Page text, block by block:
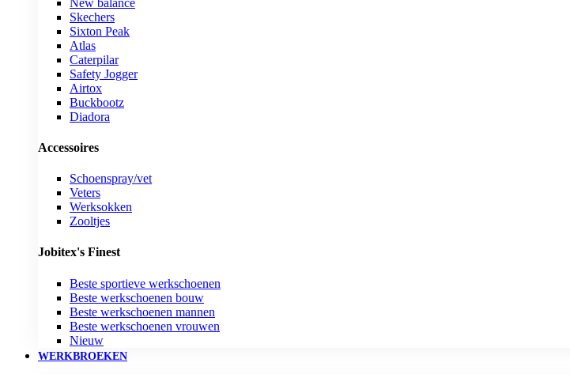
Skechers
Sixton Peak
Atlas
Caterpilar
Safety Jogger
Airtox
Buckbootz
Diadora
Accessoires
Schoenspray/vet
Veters
Werksokken
Zooltjes
Jobitex's Finest
Beste sportieve werkschoenen
Beste werkschoenen bouw
Beste werkschoenen mannen
Beste werkschoenen vrouwen
Nieuw
WERKBROEKEN